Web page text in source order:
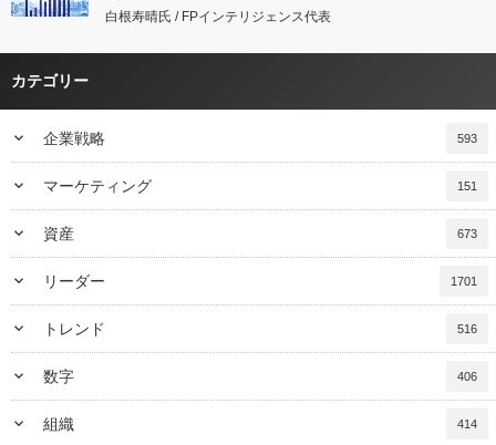
白根寿晴氏 / FPインテリジェンス代表
カテゴリー
keyboard_arrow_down 企業戦略 593
keyboard_arrow_down マーケティング 151
keyboard_arrow_down 資産 673
keyboard_arrow_down リーダー 1701
keyboard_arrow_down トレンド 516
keyboard_arrow_down 数字 406
keyboard_arrow_down 組織 414